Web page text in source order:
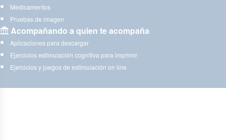
Medicamentos
Pruebas de imagen
Acompañando a quien te acompaña
Aplicaciones para descargar
Ejercicios estimulación cognitiva para imprimir
Ejercicios y juegos de estimulación on line